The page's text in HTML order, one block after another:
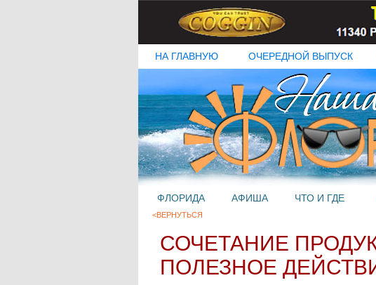
НА ГЛАВНУЮ ОЧЕРЕДНОЙ ВЫПУСК
ФЛОРИДА АФИША ЧТО И ГДЕ
<ВЕРНУТЬСЯ
СОЧЕТАНИЕ
ПОЛЕЗНОЕ